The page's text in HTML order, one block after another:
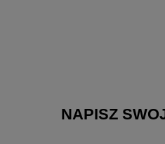
NAPISZ